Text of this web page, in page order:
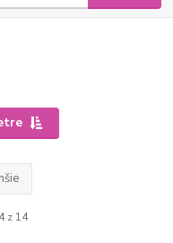
z 14